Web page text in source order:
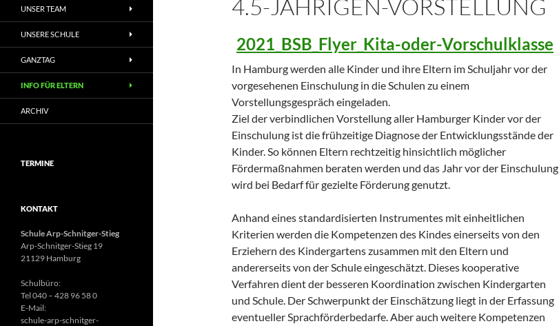
4.5-JÄHRIGEN-VORSTELLUNG
2021_BSB_Flyer_Kita-oder-Vorschulklasse
In Hamburg werden alle Kinder und ihre Eltern im Schuljahr vor der
vorgesehenen Einschulung in die Schulen zu einem
Vorstellungsgespräch eingeladen.
Ziel der verbindlichen Vorstellung aller Hamburger Kinder vor der
Einschulung ist die frühzeitige Diagnose der Entwicklungsstände der
Kinder. So können Eltern rechtzeitig hinsichtlich möglicher
Fördermaßnahmen beraten werden und das Jahr vor der Einschulung
wird bei Bedarf für gezielte Förderung genutzt.
Anhand eines standardisierten Instrumentes mit einheitlichen
Kriterien werden die Kompetenzen des Kindes einerseits von den
Erziehern des Kindergartens zusammen mit den Eltern und
andererseits von der Schule eingeschätzt. Dieses kooperative
Verfahren dient der besseren Koordination zwischen Kindergarten
und Schule. Der Schwerpunkt der Einschätzung liegt in der Erfassung
eventueller Sprachförderbedarfe. Aber auch weitere Kompetenzen
UNSER TEAM
UNSERE SCHULE
GANZTAG
INFO FÜR ELTERN
ARCHIV
TERMINE
KONTAKT
Schule Arp-Schnitger-Stieg
Arp-Schnitger-Stieg 19
21129 Hamburg
Schulbüro:
Tel 040 – 428 96 58 0
E-Mail:
schule-arp-schnitger-